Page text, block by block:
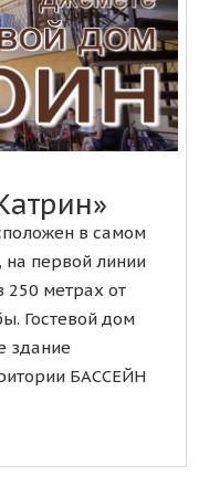
в самом
первой линии
250 метрах от
Гостевой дом
здание
БАССЕЙН